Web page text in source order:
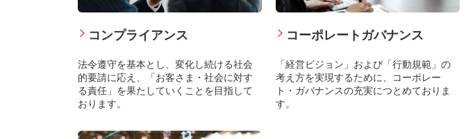
コンプライアンス
法令遵守を基本とし、変化し続ける社会
的要請に応え、「お客さま・社会に対す
る責任」を果たしていくことを目指して
おります。
コーポレートガバナンス
「経営ビジョン」および「行動規範」の
考え方を実現するために、コーポレー
ト・ガバナンスの充実につとめておりま
す。